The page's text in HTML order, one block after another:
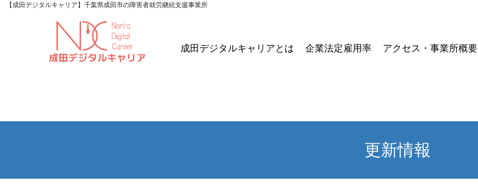
【成田デジタルキャリア】千葉県成田市の障害者就労継続支援事業所
成田デジタルキャリアとは 企業法定雇用率 アクセス・事業所概要
更新情報